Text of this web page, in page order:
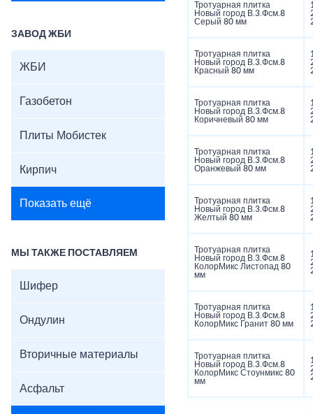
ЗАВОД ЖБИ
ЖБИ
Газобетон
Плиты Мобистек
Кирпич
Показать ещё
МЫ ТАКЖЕ ПОСТАВЛЯЕМ
Шифер
Ондулин
Вторичные материалы
Асфальт
Тротуарная плитка
Новый город В.3.Фсм.8
Серый 80 мм
Тротуарная плитка
Новый город В.3.Фсм.8
Красный 80 мм
Тротуарная плитка
Новый город В.3.Фсм.8
Коричневый 80 мм
Тротуарная плитка
Новый город В.3.Фсм.8
Оранжевый 80 мм
Тротуарная плитка
Новый город В.3.Фсм.8
Желтый 80 мм
Тротуарная плитка
Новый город В.3.Фсм.8
КолорМикс Листопад 80
мм
Тротуарная плитка
Новый город В.3.Фсм.8
КолорМикс Гранит 80 мм
Тротуарная плитка
Новый город В.3.Фсм.8
КолорМикс Стоунмикс 80
мм